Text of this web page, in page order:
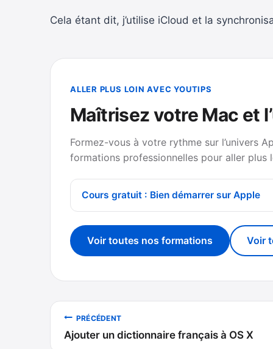
Cela étant dit, j’utilise iCloud et la
ALLER PLUS LOIN AVEC YOUTIPS
Maîtrisez votre Mac et
Formez-vous à votre rythme sur l’univers
formations professionnelles pour aller plus
Cours gratuit : Bien démarrer sur Apple
Voir toutes nos formations Voir
Navigation
de
PRÉCÉDENT
Ajouter un dictionnaire français à OS X